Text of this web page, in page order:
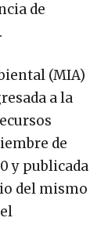
de
(MIA)
a la
de
y publicada
del mismo